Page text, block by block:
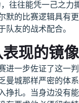
往往能凭一己之力
默的比赛逻辑具有更
队友的战术配合。
表现的镜
进一步佐证了这一
曼城那样严密的体
挣扎。当身边没有